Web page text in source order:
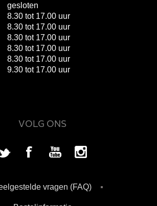
gesloten
8.30 tot 17.00 uur
8.30 tot 17.00 uur
8.30 tot 17.00 uur
8.30 tot 17.00 uur
8.30 tot 17.00 uur
9.30 tot 17.00 uur
VOLG ONS
vragen (FAQ)